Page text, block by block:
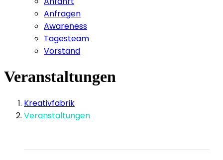
Anfragen
Awareness
Tagesteam
Vorstand
Veranstaltungen
Kreativfabrik
Veranstaltungen